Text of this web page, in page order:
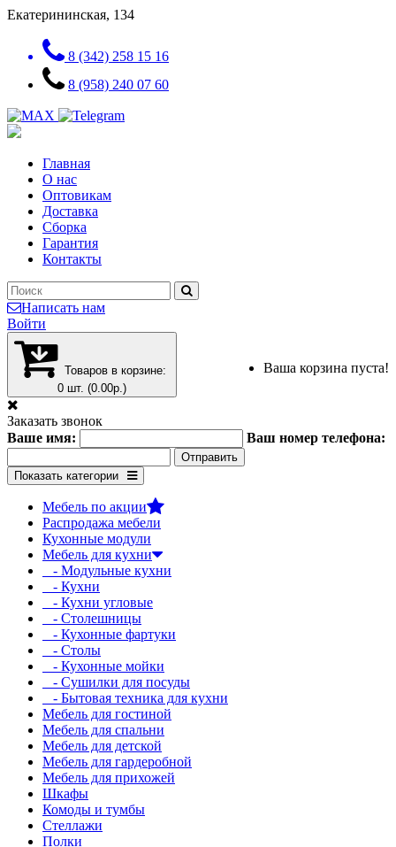
Екатерининская, 134
8 (342) 258 15 16
8 (958) 240 07 60
Главная
О нас
Оптовикам
Доставка
Сборка
Гарантия
Контакты
Написать нам
Войти
Товаров в корзине:
0 шт. (0.00р.)
Ваша корзина пуста!
Заказать звонок
Ваше имя:
Ваш номер телефона:
Показать категории
Мебель по акции
Распродажа мебели
Кухонные модули
Мебель для кухни
- Модульные кухни
- Кухни
- Кухни угловые
- Столешницы
- Кухонные фартуки
- Столы
- Кухонные мойки
- Сушилки для посуды
- Бытовая техника для кухни
Мебель для гостиной
Мебель для спальни
Мебель для детской
Мебель для гардеробной
Мебель для прихожей
Шкафы
Комоды и тумбы
Стеллажи
Полки